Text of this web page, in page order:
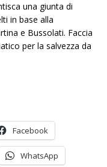
una giunta di
in base alla
e Bussolati. Faccia
per la salvezza da
Facebook
WhatsApp